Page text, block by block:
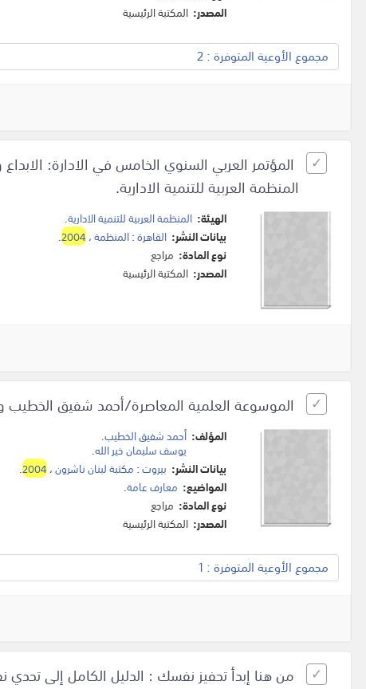
المصدر: المكتبة الرئيسية
مجموع الأوعية المتوفرة : 2
المؤتمر العربي السنوي الخامس في الادارة:
المنظمة العربية للتنمية الادارية.
الهيئة: المنظمة العربية للتنمية الادارية.
بيانات النشر: القاهرة:المنظمة،2004
.
نوع المادة: مراجع
المصدر: المكتبة الرئيسية
الموسوعة العلمية المعاصرة/أحمد شفيق الخطيب
المؤلف: أحمد شفيق الخطيب.
يوسف سليمان خير الله.
بيانات النشر: بيروت: مكتبة لبنان ناشرون،2004
.
المواضيع: معارف عامة.
نوع المادة: مراجع
المصدر: المكتبة الرئيسية
مجموع الأوعية المتوفرة : 1
من هنا إبدأ تحفيز نفسك : الدليل الكامل إلى